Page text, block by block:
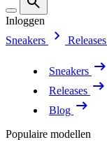
Inloggen
Sneakers
Releases
Sneakers
Releases
Blog
Populaire modellen